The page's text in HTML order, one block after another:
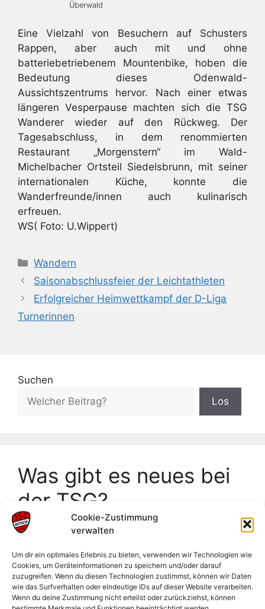
Cookie-Zustimmung
verwalten
Um dir ein optimales Erlebnis zu bieten, verwenden wir Technologien wie
Cookies, um Geräteinformationen zu speichern und/oder darauf
zuzugreifen. Wenn du diesen Technologien zustimmst, können wir Daten
wie das Surfverhalten oder eindeutige IDs auf dieser Website verarbeiten.
Wenn du deine Zustimmung nicht erteilst oder zurückziehst, können
Überwald
Eine Vielzahl von Besuchern auf Schusters
Rappen, aber auch mit und ohne
batteriebetriebenem Mountenbike, hoben die
Bedeutung dieses Odenwald-
Aussichtszentrums hervor. Nach einer etwas
längeren Vesperpause machten sich die TSG
Wanderer wieder auf den Rückweg. Der
Tagesabschluss, in dem renommierten
Restaurant „Morgenstern“ im Wald-
Michelbacher Ortsteil Siedelsbrunn, mit seiner
internationalen Küche, konnte die
Wanderfreunde/innen auch kulinarisch
erfreuen.
WS( Foto: U.Wippert)
Kategorien
Wandern
Saisonabschlussfeier der Leichtathleten
Erfolgreicher Heimwettkampf der D-Liga
Turnerinnen
Suchen
Los
Was gibt es neues bei
der TSG?
Frankeneinzelmeisterschaften Neckarsulm
Badische Meisterschaften U18
Männliche Jugend sammelt wertvolle
Erfahrungen im Sand
Jahreshauptversammlung 2026